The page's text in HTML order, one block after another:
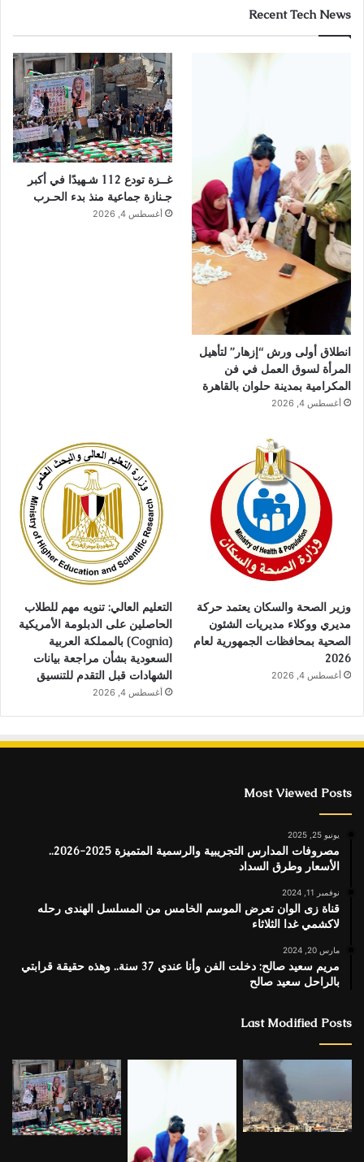
Recent Tech News
انطلاق أولى ورش “إزهار” لتأهيل
المرأة لسوق العمل في فن
المكرامية بمدينة حلوان بالقاهرة
أغسطس 4, 2026
غــزة تودع 112 شـهيدًا في أكبر
جـنازة جماعية منذ بدء الحـرب
أغسطس 4, 2026
وزير الصحة والسكان يعتمد حركة
مديري ووكلاء مديريات الشئون
الصحية بمحافظات الجمهورية لعام
2026
أغسطس 4, 2026
التعليم العالي: تنويه مهم للطلاب
الحاصلين على الدبلومة الأمريكية
(Cognia) بالمملكة العربية
السعودية بشأن مراجعة بيانات
الشهادات قبل التقدم للتنسيق
أغسطس 4, 2026
Most Viewed Posts
يونيو 25, 2025
مصروفات المدارس التجريبية والرسمية المتميزة 2025-2026..
الأسعار وطرق السداد
نوفمبر 11, 2024
قناة زى الوان تعرض الموسم الخامس من المسلسل الهندى رحله
لاكشمي غدا الثلاثاء
مارس 20, 2024
مريم سعيد صالح: دخلت الفن وأنا عندي 37 سنة.. وهذه حقيقة قرابتي
بالراحل سعيد صالح
Last Modified Posts